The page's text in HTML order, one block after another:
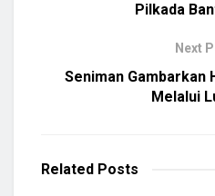
Pilkada
Next
Seniman Gambarkan
Melalui
Related Posts